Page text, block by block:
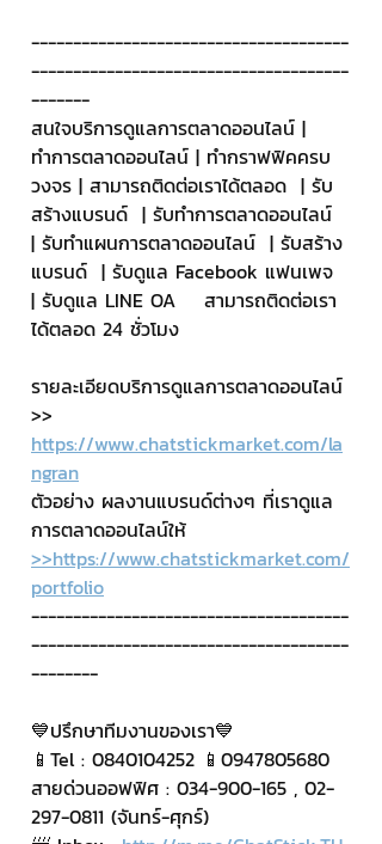
--------------------------------------
--------------------------------------
-------
สนใจบริการดูแลการตลาดออนไลน์ |
ทำการตลาดออนไลน์ | ทำกราฟฟิคครบ
วงจร | สามารถติดต่อเราได้ตลอด  | รับ
สร้างแบรนด์  | รับทำการตลาดออนไลน์
| รับทำแผนการตลาดออนไลน์  | รับสร้าง
แบรนด์  | รับดูแล Facebook แฟนเพจ
| รับดูแล LINE OA    สามารถติดต่อเรา
ได้ตลอด 24 ชั่วโมง
รายละเอียดบริการดูแลการตลาดออนไลน์
>>
https://www.chatstickmarket.com/la
ngran
ตัวอย่าง ผลงานแบรนด์ต่างๆ ที่เราดูแล
การตลาดออนไลน์ให้
>>https://www.chatstickmarket.com/
portfolio
--------------------------------------
--------------------------------------
--------
💙ปรึกษาทีมงานของเรา💙
📱Tel : 0840104252 📱0947805680
สายด่วนออฟฟิศ : 034-900-165 , 02-
297-0811 (จันทร์-ศุกร์)